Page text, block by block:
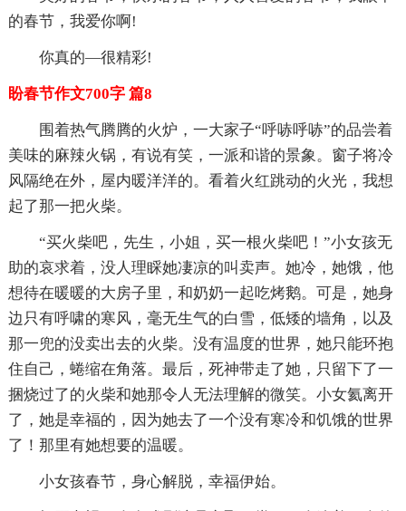
的春节，我爱你啊!
你真的—很精彩!
盼春节作文700字 篇8
围着热气腾腾的火炉，一大家子“呼哧呼哧”的品尝着
美味的麻辣火锅，有说有笑，一派和谐的景象。窗子将冷
风隔绝在外，屋内暖洋洋的。看着火红跳动的火光，我想
起了那一把火柴。
“买火柴吧，先生，小姐，买一根火柴吧！”小女孩无
助的哀求着，没人理睬她凄凉的叫卖声。她冷，她饿，他
想待在暖暖的大房子里，和奶奶一起吃烤鹅。可是，她身
边只有呼啸的寒风，毫无生气的白雪，低矮的墙角，以及
那一兜的没卖出去的火柴。没有温度的世界，她只能环抱
住自己，蜷缩在角落。最后，死神带走了她，只留下了一
捆烧过了的火柴和她那令人无法理解的微笑。小女氦离开
了，她是幸福的，因为她去了一个没有寒冷和饥饿的世界
了！那里有她想要的温暖。
小女孩春节，身心解脱，幸福伊始。